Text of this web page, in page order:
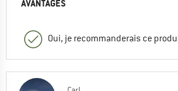
AVANTAGES
Oui, je recommanderais ce